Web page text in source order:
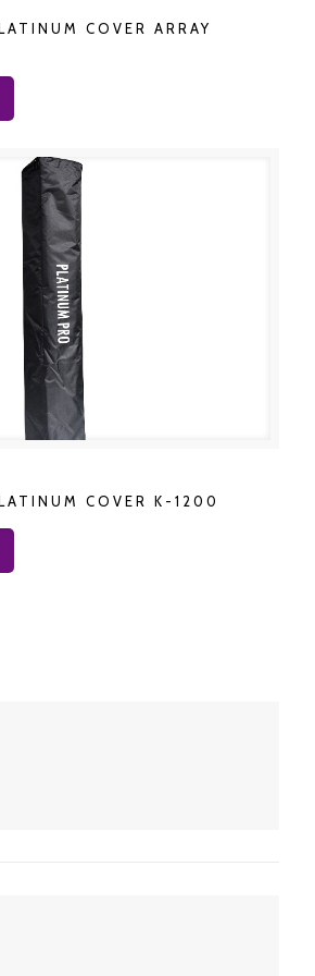
COVER ARRAY
PLATINUM COVER K-1200
COVER K-1200